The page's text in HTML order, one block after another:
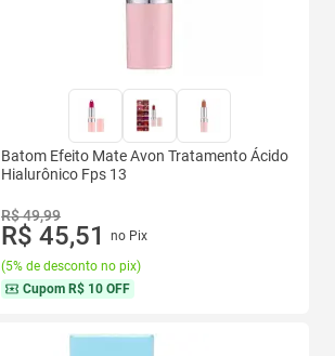
Batom Efeito Mate Avon Tratamento Ácido
Hialurônico Fps 13
R$ 49,99
R$ 45,51
no Pix
(5% de desconto no pix)
Cupom R$ 10 OFF